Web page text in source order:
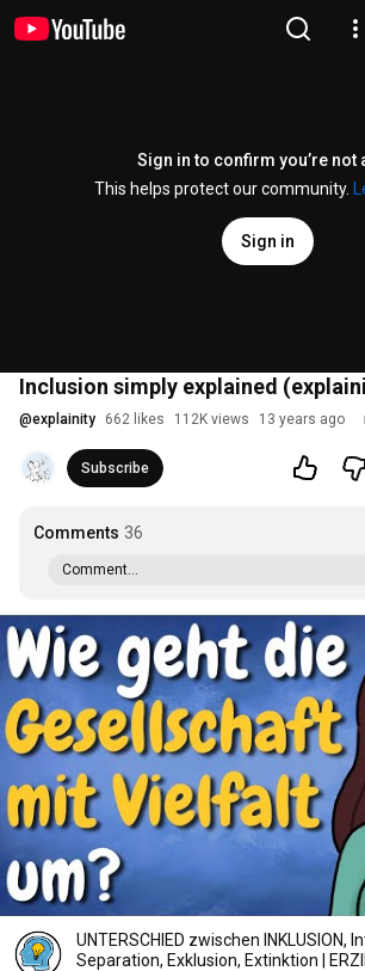
Sign in to confirm you’re not
This helps protect our community.
Sign in
Inclusion simply explained
@explainity 662 likes 112K views 13 years ago
Subscribe
Comments 36
Comment...
UNTERSCHIED zwischen INKLUSION,
Separation, Exklusion, Extinktion |